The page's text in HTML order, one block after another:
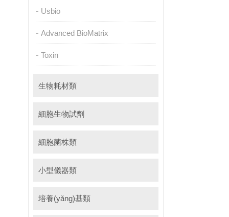
Usbio
Advanced BioMatrix
Toxin
生物耗材類
細胞生物試劑
細胞菌株類
小型儀器類
培養(yǎng)基類